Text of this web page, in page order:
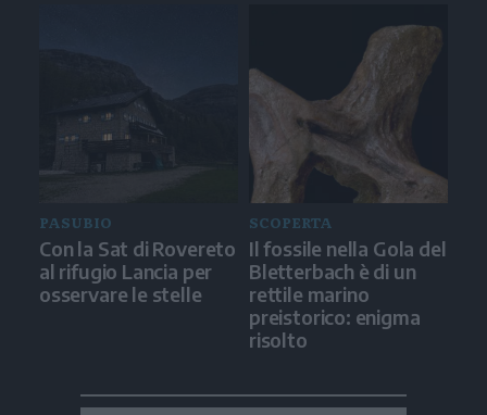
PASUBIO
Con la Sat di Rovereto
al rifugio Lancia per
osservare le stelle
SCOPERTA
Il fossile nella Gola del
Bletterbach è di un
rettile marino
preistorico: enigma
risolto